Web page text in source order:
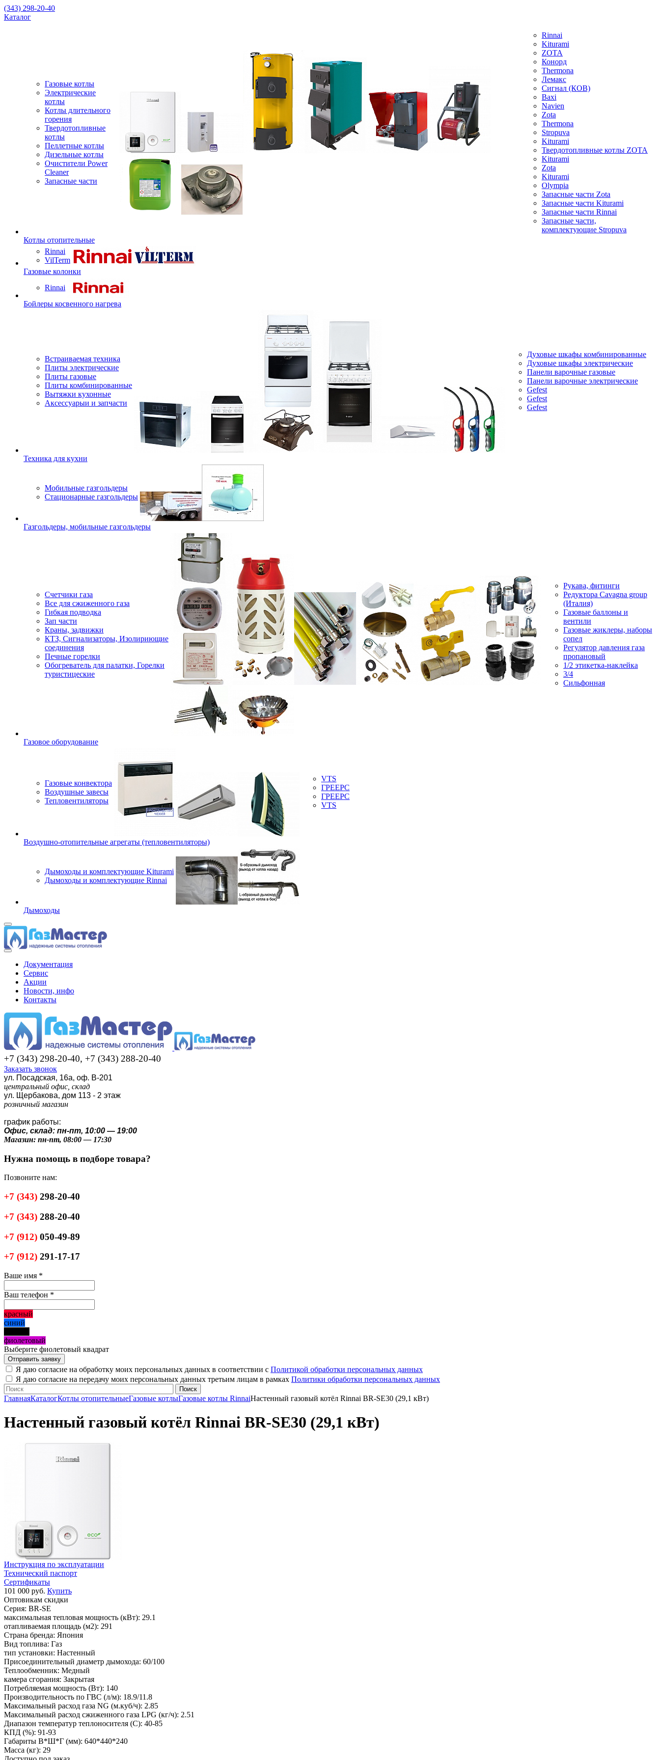
(343) 298-20-40
Каталог
Газовые котлы
Электрические
котлы
Котлы длительного
горения
Твердотопливные
котлы
Пеллетные котлы
Дизельные котлы
Очистители Power
Cleaner
Запасные части
Rinnai
Kiturami
ZOTA
Конорд
Thermona
Лемакс
Сигнал (КОВ)
Baxi
Navien
Zota
Thermona
Stropuva
Kiturami
Твердотопливные котлы ZOTA
Kiturami
Zota
Kiturami
Olympia
Запасные части Zota
Запасные части Kiturami
Запасные части Rinnai
Запасные части,
комплектующие Stropuva
Котлы отопительные
Rinnai
VilTerm
Газовые колонки
Rinnai
Бойлеры косвенного нагрева
Встраиваемая техника
Плиты электрические
Плиты газовые
Плиты комбинированные
Вытяжки кухонные
Аксессуарыи и запчасти
Духовые шкафы комбинированные
Духовые шкафы электрические
Панели варочные газовые
Панели варочные электрические
Gefest
Gefest
Gefest
Техника для кухни
Мобильные газгольдеры
Стационарные газгольдеры
Газгольдеры, мобильные газгольдеры
Счетчики газа
Все для сжиженного газа
Гибкая подводка
Зап части
Краны, задвижки
КТЗ, Сигнализаторы, Изолириющие
соединения
Печные горелки
Обогреватель для палатки, Горелки
туристицеские
Рукава, фитинги
Редуктора Cavagna group
(Италия)
Газовые баллоны и
вентили
Газовые жиклеры, наборы
сопел
Регулятор давления газа
пропановый
1/2 этикетка-наклейка
3/4
Сильфонная
Газовое оборудование
Газовые конвектора
Воздушные завесы
Тепловентиляторы
VTS
ГРЕЕРС
ГРЕЕРС
VTS
Воздушно-отопительные агрегаты (тепловентиляторы)
Дымоходы и комплектующие Kiturami
Дымоходы и комплектующие Rinnai
Дымоходы
Документация
Сервис
Акции
Новости, инфо
Контакты
+7 (343) 298-20-40, +7 (343) 288-20-40
Заказать звонок
ул. Посадская, 16а, оф. В-201
центральный офис, склад
ул. Щербакова, дом 113 - 2 этаж
розничный магазин
график работы:
Офис, склад: пн-пт, 10:00 — 19:00
Магазин: пн-пт, 08:00 — 17:30
Нужна помощь в подборе товара?
Позвоните нам:
+7 (343) 298-20-40
+7 (343) 288-20-40
+7 (912) 050-49-89
+7 (912) 291-17-17
Ваше имя *
Ваш телефон *
красный
синий
фиолетовый
Выберите фиолетовый квадрат
Я даю согласие на обработку моих персональных данных в соответствии с Политикой обработки персональных данных
Я даю согласие на передачу моих персональных данных третьим лицам в рамках Политики обработки персональных данных
ГлавнаяКаталогКотлы отопительныеГазовые котлыГазовые котлы RinnaiНастенный газовый котёл Rinnai BR-SE30 (29,1 кВт)
Настенный газовый котёл Rinnai BR-SE30 (29,1 кВт)
Инструкция по эксплуатации
Технический паспорт
Сертификаты
101 000 руб. Купить
Оптовикам скидки
Серия: BR-SE
максимальная тепловая мощность (кВт): 29.1
отапливаемая площадь (м2): 291
Страна бренда: Япония
Вид топлива: Газ
тип установки: Настенный
Присоединительный диаметр дымохода: 60/100
Теплообменник: Медный
камера сгорания: Закрытая
Потребляемая мощность (Вт): 140
Производительность по ГВС (л/м): 18.9/11.8
Максимальный расход газа NG (м.куб/ч): 2.85
Максимальный расход сжиженного газа LPG (кг/ч): 2.51
Диапазон температур теплоносителя (С): 40-85
КПД (%): 91-93
Габариты В*Ш*Г (мм): 640*440*240
Масса (кг): 29